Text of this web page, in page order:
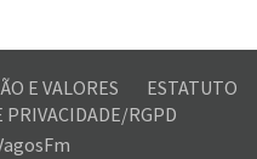
E VALORES
ESTATUTO
PRIVACIDADE/RGPD